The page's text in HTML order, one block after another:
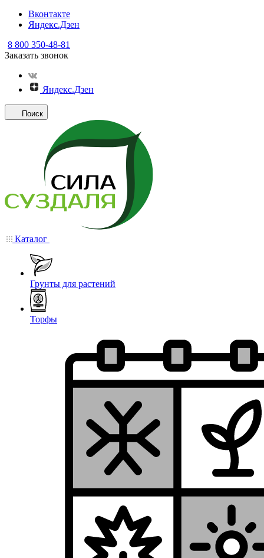
Вконтакте
Яндекс.Дзен
8 800 350-48-81
Заказать звонок
Яндекс.Дзен
Поиск
Каталог
Грунты для растений
Торфы